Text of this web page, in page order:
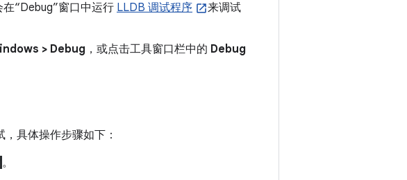
在“Debug”窗口中运行 LLDB 调试程序
来调试
> Debug ，或点击工具窗口栏中的 Debug
具体操作步骤如下：
。